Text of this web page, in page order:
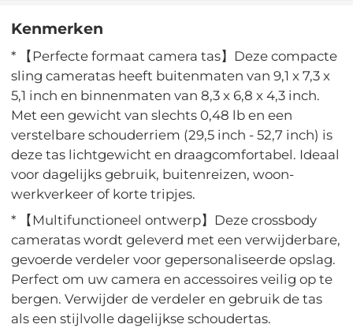
Kenmerken
* 【Perfecte formaat camera tas】Deze compacte
sling cameratas heeft buitenmaten van 9,1 x 7,3 x
5,1 inch en binnenmaten van 8,3 x 6,8 x 4,3 inch.
Met een gewicht van slechts 0,48 lb en een
verstelbare schouderriem (29,5 inch - 52,7 inch) is
deze tas lichtgewicht en draagcomfortabel. Ideaal
voor dagelijks gebruik, buitenreizen, woon-
werkverkeer of korte tripjes.
* 【Multifunctioneel ontwerp】Deze crossbody
cameratas wordt geleverd met een verwijderbare,
gevoerde verdeler voor gepersonaliseerde opslag.
Perfect om uw camera en accessoires veilig op te
bergen. Verwijder de verdeler en gebruik de tas
als een stijlvolle dagelijkse schoudertas.